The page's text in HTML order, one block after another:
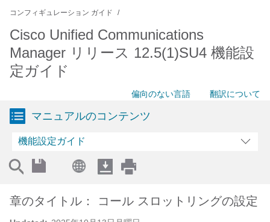
コンフィギュレーション ガイド
Cisco Unified Communications
Manager リリース 12.5(1)SU4 機能設
定ガイド
偏向のない言語 翻訳について
マニュアルのコンテンツ
機能設定ガイド
章のタイトル： コール スロットリングの設定